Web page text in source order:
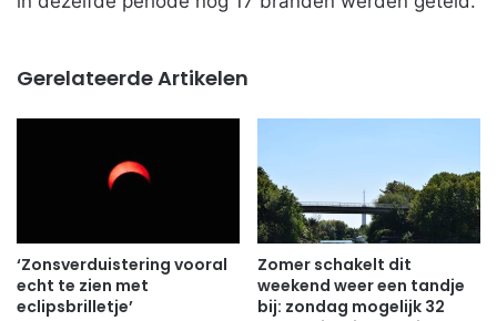
Gerelateerde Artikelen
‘Zonsverduistering vooral
echt te zien met
eclipsbrilletje’
Zomer schakelt dit
weekend weer een tandje
bij: zondag mogelijk 32